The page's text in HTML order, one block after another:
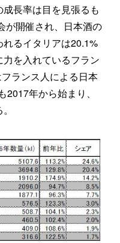
長率は目を見張るも
が開催され、日本酒の
るイタリアは20.1%
を入れているフラン
ランス人による日本
年から始まり、